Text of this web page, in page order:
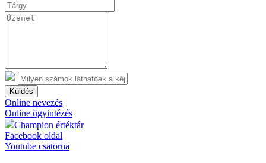
Küldés
Online nevezés
Online ügyintézés
Champion értéktár
Facebook oldal
Youtube csatorna